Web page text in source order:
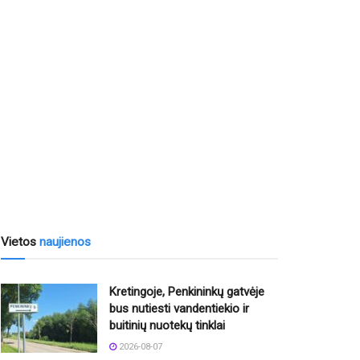
Vietos naujienos
Kretingoje, Penkininkų gatvėje
bus nutiesti vandentiekio ir
buitinių nuotekų tinklai
2026-08-07